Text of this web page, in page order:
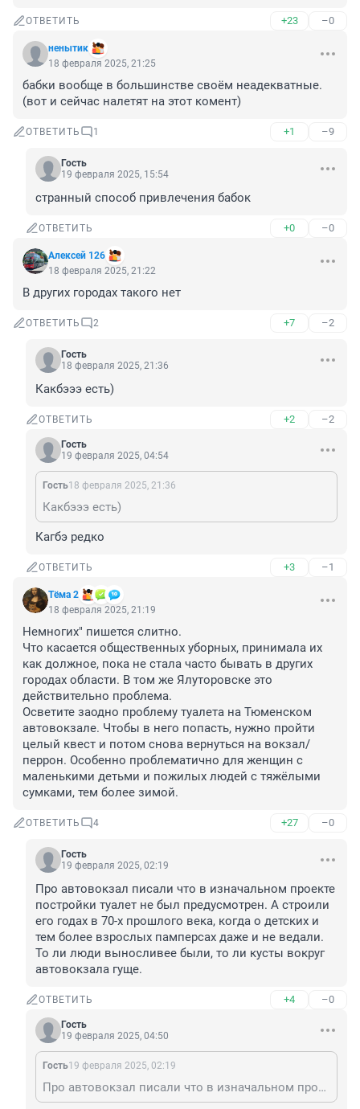
ОТВЕТИТЬ +23 –0
ненытик
18 февраля 2025, 21:25
бабки вообще в большинстве своём неадекватные.
(вот и сейчас налетят на этот комент)
ОТВЕТИТЬ 1 +1 –9
Гость
19 февраля 2025, 15:54
странный способ привлечения бабок
ОТВЕТИТЬ +0 –0
Алексей 126
18 февраля 2025, 21:22
В других городах такого нет
ОТВЕТИТЬ 2 +7 –2
Гость
18 февраля 2025, 21:36
Какбэээ есть)
ОТВЕТИТЬ +2 –2
Гость
19 февраля 2025, 04:54
Гость18 февраля 2025, 21:36
Какбэээ есть)
Кагбэ редко
ОТВЕТИТЬ +3 –1
Тëма 2
18 февраля 2025, 21:19
Немногих" пишется слитно.
Что касается общественных уборных, принимала их
как должное, пока не стала часто бывать в других
городах области. В том же Ялуторовске это
действительно проблема.
Осветите заодно проблему туалета на Тюменском
автовокзале. Чтобы в него попасть, нужно пройти
целый квест и потом снова вернуться на вокзал/
перрон. Особенно проблематично для женщин с
маленькими детьми и пожилых людей с тяжёлыми
сумками, тем более зимой.
ОТВЕТИТЬ 4 +27 –0
Гость
19 февраля 2025, 02:19
Про автовокзал писали что в изначальном проекте
постройки туалет не был предусмотрен. А строили
его годах в 70-х прошлого века, когда о детских и
тем более взрослых памперсах даже и не ведали.
То ли люди выносливее были, то ли кусты вокруг
автовокзала гуще.
ОТВЕТИТЬ +4 –0
Гость
19 февраля 2025, 04:50
Гость19 февраля 2025, 02:19
Про автовокзал писали что в изначальном проекте постройки туалет не был предусмотрен. А строили его годах в 70-х прошлого века, когда о детских и тем более взрослых памперсах даже и не ведали. То ли люди выносливее были, то ли кусты вокруг автовокзала гуще.